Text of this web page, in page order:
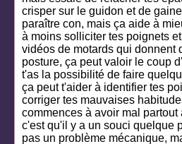
crisper sur le guidon et de
paraître con, mais ça aide à
à moins solliciter tes poignets
vidéos de motards qui donnent
posture, ça peut valoir le coup
t'as la possibilité de faire
ça peut t'aider à identifier tes
corriger tes mauvaises
commences à avoir mal partout
c'est qu'il y a un souci quelque
pas un problème mécanique,